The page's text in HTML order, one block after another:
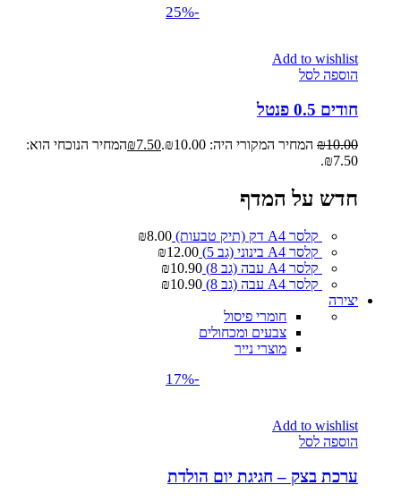
-25%
Add to wishlist
הוספה לסל
חודים 0.5 פנטל
₪10.00 המחיר המקורי היה: ₪10.00. ₪7.50
המחיר הנוכחי הוא:
₪7.50.
חדש על המדף
קלסר A4 דק (תיק טבעות) ₪8.00
קלסר A4 בינוני (גב 5)
₪12.00
קלסר A4 עבה (גב 8)
₪10.90
קלסר A4 עבה (גב 8)
₪10.90
יצירה
חומרי פיסול
צבעים ומכחולים
מוצרי נייר
-17%
Add to wishlist
הוספה לסל
ערכת בצק – חגיגת יום הולדת